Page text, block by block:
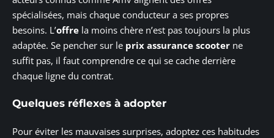
spécialisées, mais chaque conducteur a ses propres
besoins. L’offre la moins chère n’est pas toujours la plus
adaptée. Se pencher sur le prix assurance scooter ne
suffit pas, il faut comprendre ce qui se cache derrière
chaque ligne du contrat.
Quelques réflexes à adopter
Pour éviter les mauvaises surprises, adoptez ces habitudes